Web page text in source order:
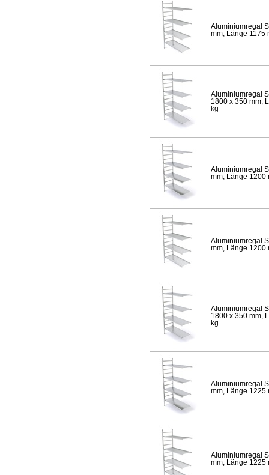
Aluminiumregal
mm, Länge 1175
Aluminiumregal
1800 x 350 mm,
kg
Aluminiumregal
mm, Länge 1200
Aluminiumregal
mm, Länge 1200
Aluminiumregal
1800 x 350 mm,
kg
Aluminiumregal
mm, Länge 1225
Aluminiumregal
mm, Länge 1225